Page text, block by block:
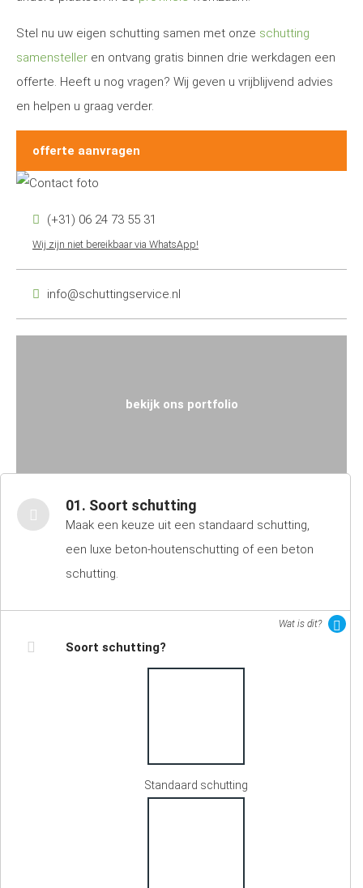
Stel nu uw eigen schutting samen met onze schutting
samensteller en ontvang gratis binnen drie werkdagen een
offerte. Heeft u nog vragen? Wij geven u vrijblijvend advies
en helpen u graag verder.
offerte aanvragen
(+31) 06 24 73 55 31
Wij zijn niet bereikbaar via WhatsApp!
info@schuttingservice.nl
bekijk ons portfolio
01. Soort schutting
Maak een keuze uit een standaard schutting,
een luxe beton-houtenschutting of een beton
schutting.
Wat is dit?
Soort schutting?
Standaard schutting